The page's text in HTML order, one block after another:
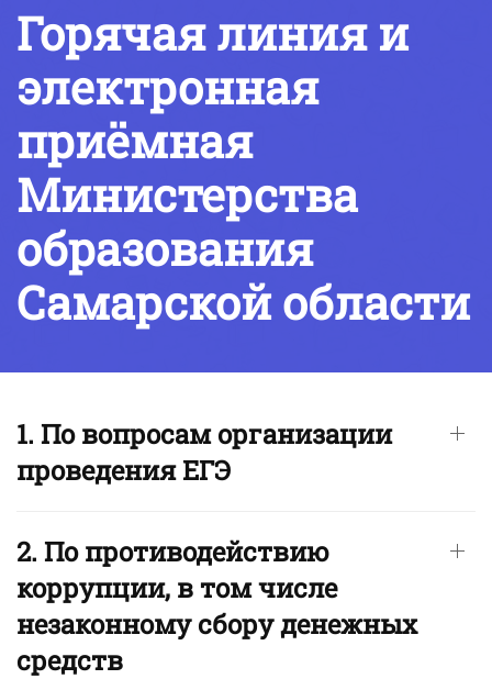
Горячая линия и
электронная
приёмная
Министерства
образования
Самарской области
1. По вопросам организации
проведения ЕГЭ
2. По противодействию
коррупции, в том числе
незаконному сбору денежных
средств